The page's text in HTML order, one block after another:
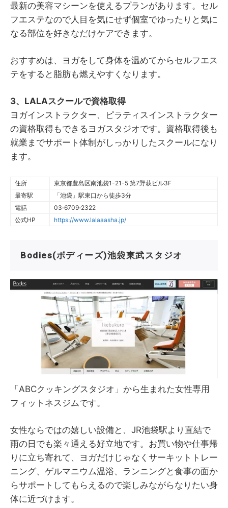
最新の美容マシーンを使えるプランがあります。セル
フエステなので人目を気にせず個室でゆったりと気に
なる部位を好きなだけケアできます。
おすすめは、ヨガをして身体を温めてからセルフエス
テをすると脂肪も燃えやすくなります。
3、LALAスクールで資格取得
ヨガインストラクター、ピラティスインストラクター
の資格取得もできるヨガスタジオです。資格取得後も
就業までサポート体制がしっかりしたスクールになり
ます。
住所
東京都豊島区南池袋1-21-5 第7野萩ビル3F
最寄駅
「池袋」駅東口から徒歩3分
電話
03‐6709‐2322
公式HP
https://www.lalaaasha.jp/
Bodies(ボディーズ)池袋東武スタジオ
「ABCクッキングスタジオ」から生まれた女性専用
フィットネスジムです。
女性ならではの嬉しい設備と、JR池袋駅より直結で
雨の日でも楽々通える好立地です。お買い物や仕事帰
りに立ち寄れて、ヨガだけじゃなくサーキットトレー
ニング、ゲルマニウム温浴、ランニングと食事の面か
らサポートしてもらえるので楽しみながらなりたい身
体に近づけます。